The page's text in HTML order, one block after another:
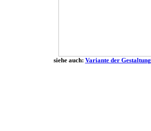
siehe auch: Variante der Gestaltung